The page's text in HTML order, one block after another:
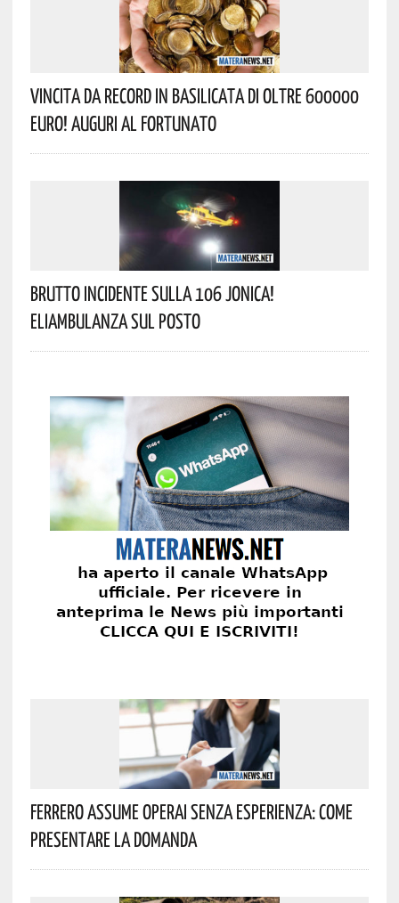
Vincita Da Record In Basilicata Di Oltre 600000
Euro! Auguri Al Fortunato
Brutto Incidente Sulla 106 Jonica!
Eliambulanza Sul Posto
Ferrero Assume Operai Senza Esperienza: Come
Presentare La Domanda